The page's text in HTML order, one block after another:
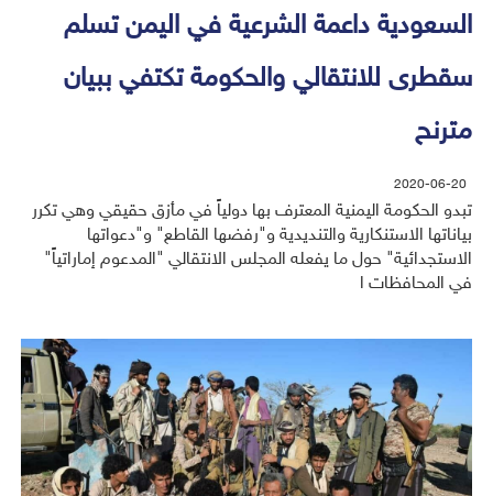
السعودية داعمة الشرعية في اليمن تسلم
سقطرى للانتقالي والحكومة تكتفي ببيان
مترنح
2020-06-20
تبدو الحكومة اليمنية المعترف بها دولياً في مأزق حقيقي وهي تكرر
بياناتها الاستنكارية والتنديدية و"رفضها القاطع" و"دعواتها
الاستجدائية" حول ما يفعله المجلس الانتقالي "المدعوم إماراتياً"
في المحافظات ا